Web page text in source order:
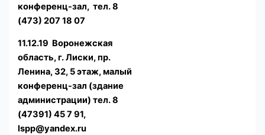
конференц-зал, тел. 8
(473) 207 18 07
11.12.19 Воронежская
область, г. Лиски, пр.
Ленина, 32, 5 этаж, малый
конференц-зал (здание
администрации) тел. 8
(47391) 45 7 91,
lspp@yandex.ru